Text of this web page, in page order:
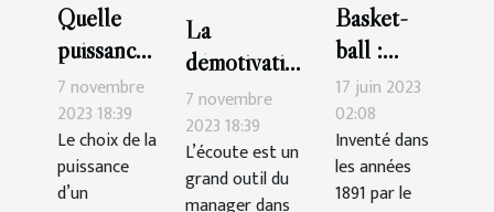
Quelle
puissance
de
compteur
choisir ?
7 novembre
2023 18:39
Le choix de la
puissance
d’un
La
démotivation
du
personnel :
comment la
gérer ?
7 novembre
2023 18:39
L’écoute est un
grand outil du
Basket-
ball :
quelle est
la durée
d’un
match ?
17 juin 2023
02:08
Inventé dans
les années
1891 par le